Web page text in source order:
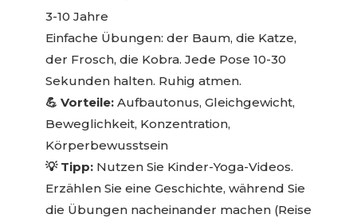
3-10 Jahre
Einfache Übungen: der Baum, die Katze,
der Frosch, die Kobra. Jede Pose 10-30
Sekunden halten. Ruhig atmen.
💪 Vorteile:Aufbautonus, Gleichgewicht,
Beweglichkeit, Konzentration,
Körperbewusstsein
💡 Tipp:Nutzen Sie Kinder-Yoga-Videos.
Erzählen Sie eine Geschichte, während Sie
die Übungen nacheinander machen (Reise